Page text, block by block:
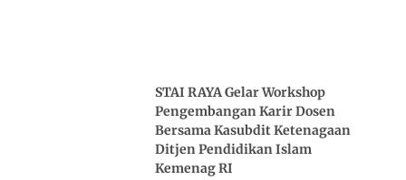
STAI RAYA Gelar Workshop
Pengembangan Karir Dosen
Bersama Kasubdit Ketenagaan
Ditjen Pendidikan Islam
Kemenag RI